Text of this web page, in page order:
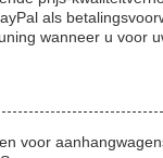
als
wanneer u voor
voor